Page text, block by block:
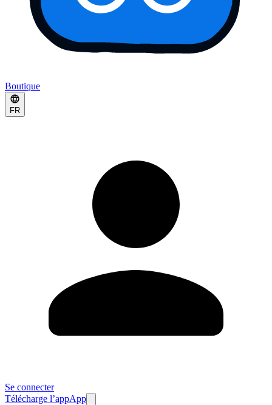
Boutique
FR
Se connecter
Télécharge l’appApp